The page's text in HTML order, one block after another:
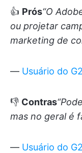
👍 Prós“O
ou projetar
marketing de
— Usuário do G2
👎 Contras
mas no geral é
— Usuário do G2